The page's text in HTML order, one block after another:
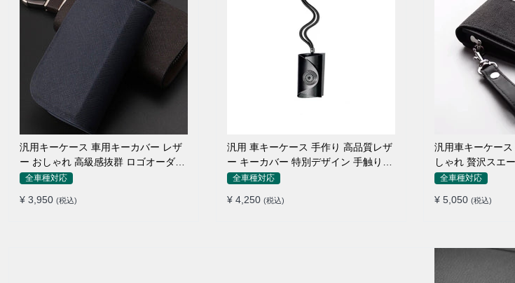
汎用キーケース 車用キーカバー レザ
ー おしゃれ 高級感抜群 ロゴオーダー
メイド
全車種対応
¥ 3,950 (税込)
汎用 車キーケース 手作り 高品質レザ
ー キーカバー 特別デザイン 手触りい
い全車種対応
¥ 4,250 (税込)
汎用車キーケー
しゃれ 贅沢スエ
ン全車種対応
¥ 5,050 (税込)